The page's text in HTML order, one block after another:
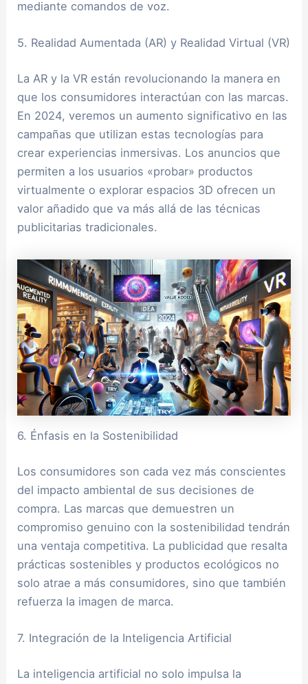
mediante comandos de voz.
5. Realidad Aumentada (AR) y Realidad Virtual (VR)
La AR y la VR están revolucionando la manera en
que los consumidores interactúan con las marcas.
En 2024, veremos un aumento significativo en las
campañas que utilizan estas tecnologías para
crear experiencias inmersivas. Los anuncios que
permiten a los usuarios «probar» productos
virtualmente o explorar espacios 3D ofrecen un
valor añadido que va más allá de las técnicas
publicitarias tradicionales.
6. Énfasis en la Sostenibilidad
Los consumidores son cada vez más conscientes
del impacto ambiental de sus decisiones de
compra. Las marcas que demuestren un
compromiso genuino con la sostenibilidad tendrán
una ventaja competitiva. La publicidad que resalta
prácticas sostenibles y productos ecológicos no
solo atrae a más consumidores, sino que también
refuerza la imagen de marca.
7. Integración de la Inteligencia Artificial
La inteligencia artificial no solo impulsa la